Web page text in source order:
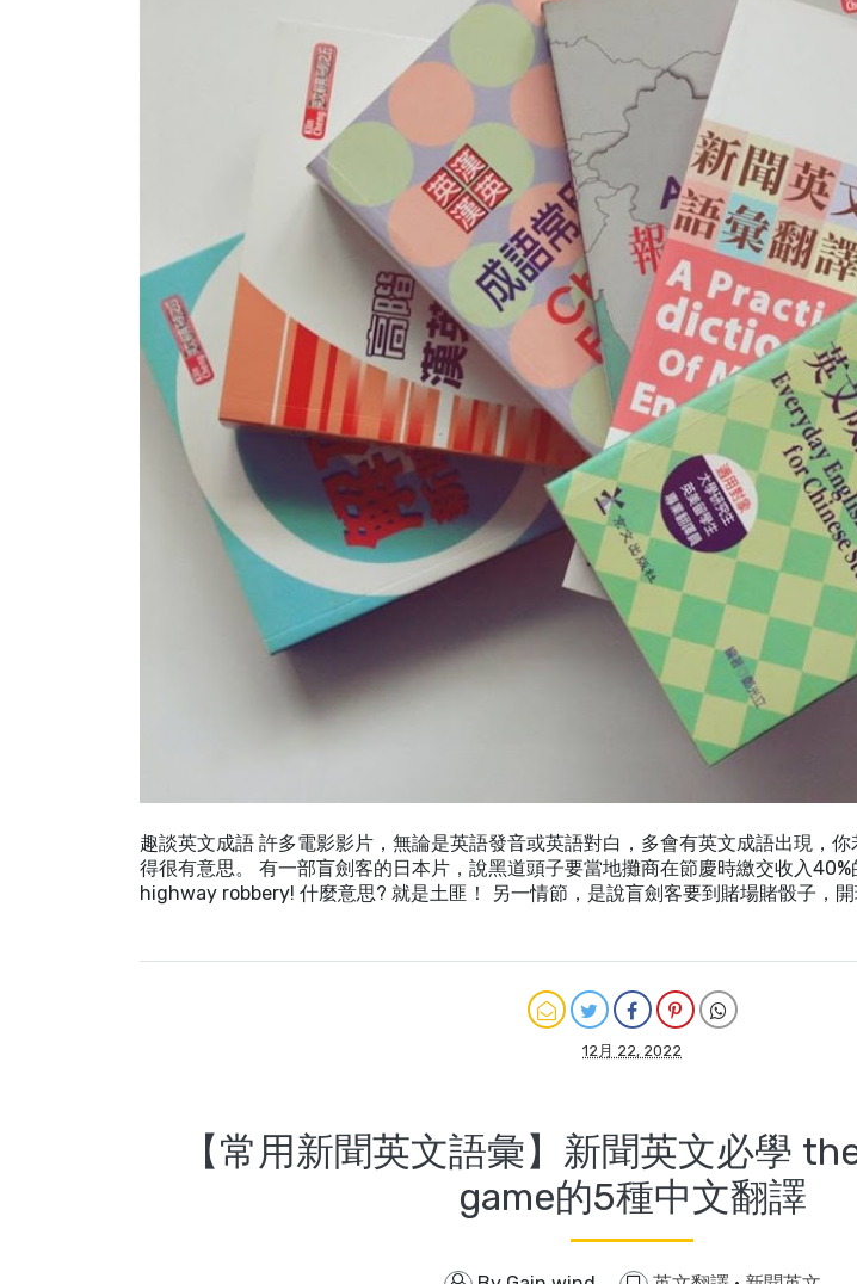
趣談英文成語 許多電影影片，無論是英語發音或英語對白，多會有英文成語出現，
得很有意思。 有一部盲劍客的日本片，說黑道頭子要當地攤商在節慶時繳交收入40%
highway robbery! 什麼意思? 就是土匪！ 另一情節，是說盲劍客要到賭場賭骰子，
12月 22, 2022
【常用新聞英文語彙】新聞英文必學
game的5種中文翻譯